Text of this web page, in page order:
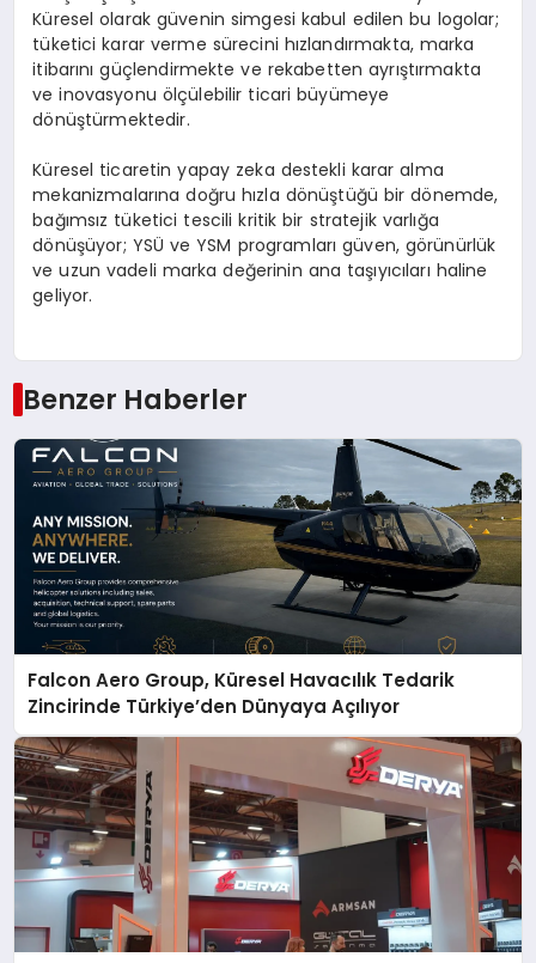
Küresel olarak güvenin simgesi kabul edilen bu logolar;
tüketici karar verme sürecini hızlandırmakta, marka
itibarını güçlendirmekte ve rekabetten ayrıştırmakta
ve inovasyonu ölçülebilir ticari büyümeye
dönüştürmektedir.
Küresel ticaretin yapay zeka destekli karar alma
mekanizmalarına doğru hızla dönüştüğü bir dönemde,
bağımsız tüketici tescili kritik bir stratejik varlığa
dönüşüyor; YSÜ ve YSM programları güven, görünürlük
ve uzun vadeli marka değerinin ana taşıyıcıları haline
geliyor.
Benzer Haberler
Falcon Aero Group, Küresel Havacılık Tedarik
Zincirinde Türkiye’den Dünyaya Açılıyor